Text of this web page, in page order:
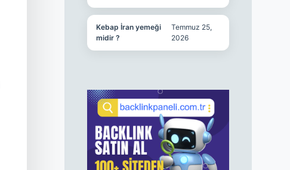
Kebap İran yemeği
midir ?
Temmuz 25,
2026